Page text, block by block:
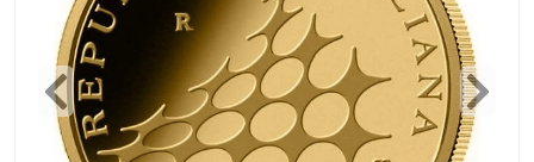
Previous Next